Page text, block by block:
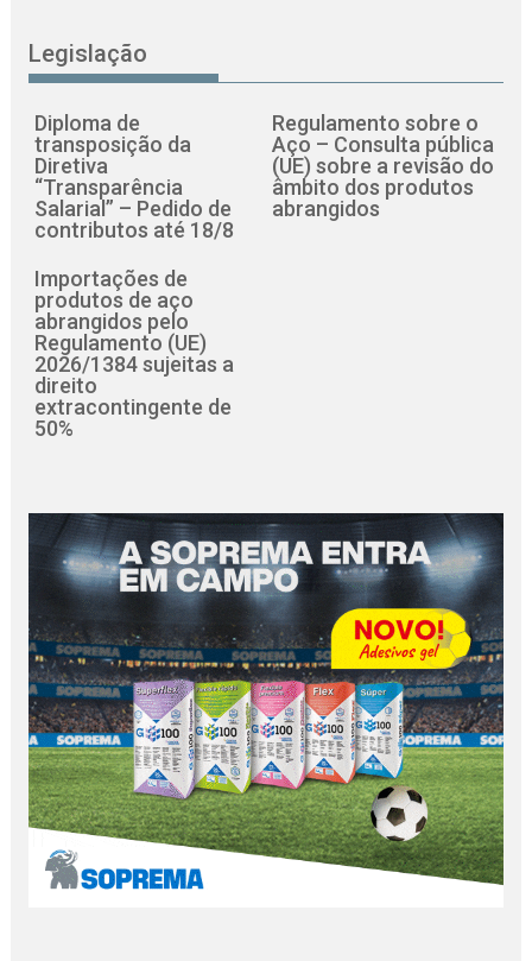
Legislação
Diploma de
transposição da
Diretiva
“Transparência
Salarial” – Pedido de
contributos até 18/8
Regulamento sobre o
Aço – Consulta pública
(UE) sobre a revisão do
âmbito dos produtos
abrangidos
Importações de
produtos de aço
abrangidos pelo
Regulamento (UE)
2026/1384 sujeitas a
direito
extracontingente de
50%